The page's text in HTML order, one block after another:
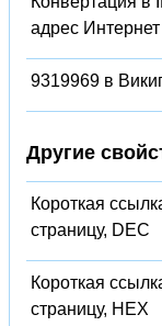
адрес Интернет
9319969 в
Другие
Короткая
страницу, DEC
Короткая
страницу, HEX